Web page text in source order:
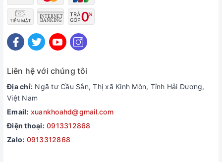
Liên hệ với chúng tôi
Địa chỉ: Ngã tư Cầu Sắn, Thị xã Kinh Môn, Tỉnh Hải Dương,
Việt Nam
Email: xuankhoahd@gmail.com
Điện thoại: 0913312868
Zalo: 0913312868